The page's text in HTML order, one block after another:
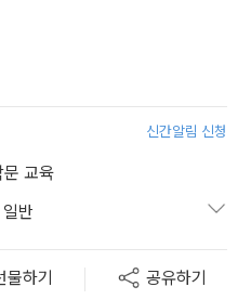
신간알림 신청
교육
반
물하기 공유하기